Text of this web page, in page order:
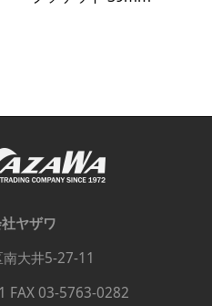
ヤザワ
大井5-27-11
FAX 03-5763-0282